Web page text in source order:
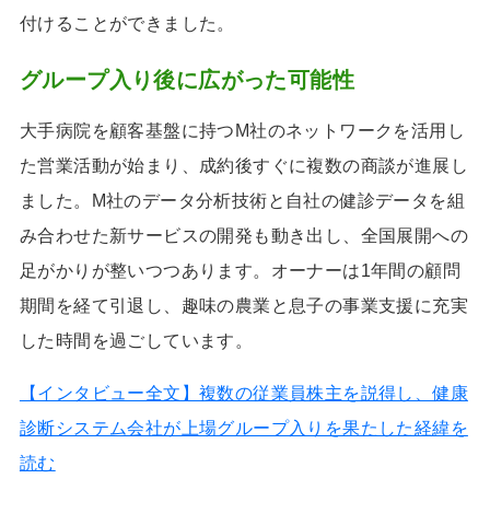
付けることができました。
グループ入り後に広がった可能性
大手病院を顧客基盤に持つM社のネットワークを活用し
た営業活動が始まり、成約後すぐに複数の商談が進展し
ました。M社のデータ分析技術と自社の健診データを組
み合わせた新サービスの開発も動き出し、全国展開への
足がかりが整いつつあります。オーナーは1年間の顧問
期間を経て引退し、趣味の農業と息子の事業支援に充実
した時間を過ごしています。
【インタビュー全文】複数の従業員株主を説得し、健康
診断システム会社が上場グループ入りを果たした経緯を
読む